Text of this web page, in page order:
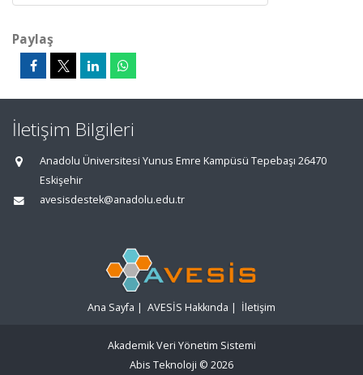
Paylaş
İletişim Bilgileri
Anadolu Üniversitesi Yunus Emre Kampüsü Tepebaşı 26470
Eskişehir
avesisdestek@anadolu.edu.tr
Ana Sayfa | AVESİS Hakkında | İletişim
Akademik Veri Yönetim Sistemi
Abis Teknoloji © 2026